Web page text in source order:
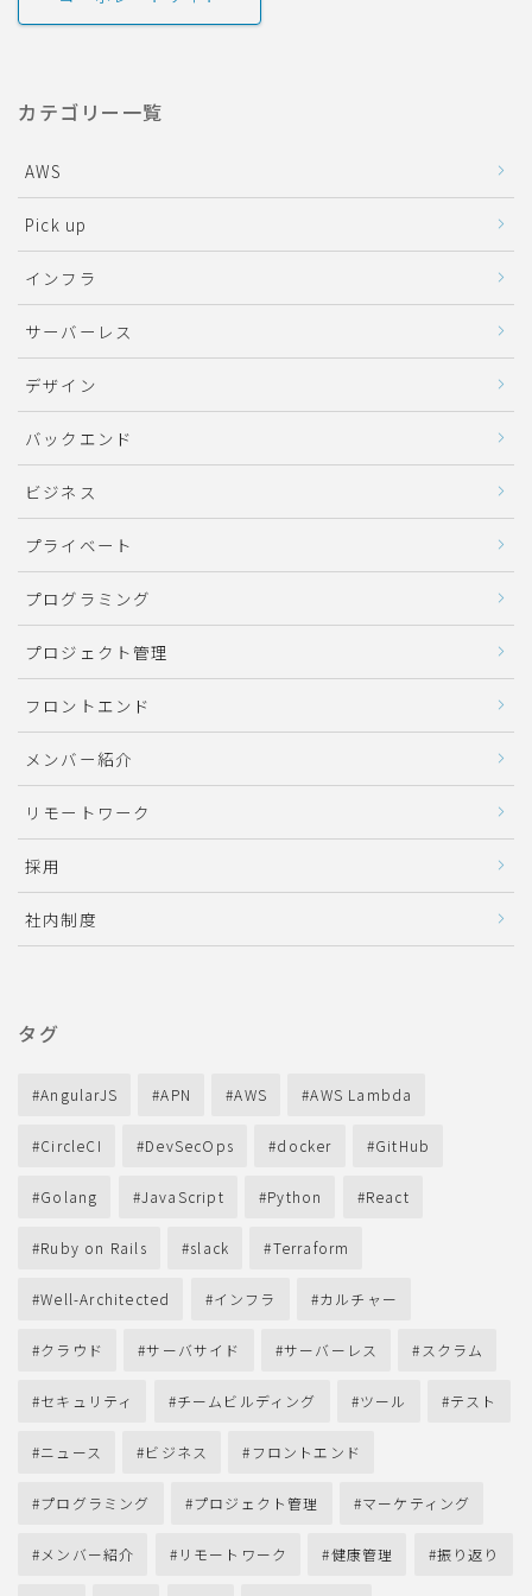
カテゴリー一覧
AWS
Pick up
インフラ
サーバーレス
デザイン
バックエンド
ビジネス
プライベート
プログラミング
プロジェクト管理
フロントエンド
メンバー紹介
リモートワーク
採用
社内制度
タグ
AngularJS APN AWS AWS Lambda
CircleCI DevSecOps docker GitHub
Golang JavaScript Python React
Ruby on Rails slack Terraform
Well-Architected インフラ カルチャー
クラウド サーバサイド サーバーレス スクラム
セキュリティ チームビルディング ツール テスト
ニュース ビジネス フロントエンド
プログラミング プロジェクト管理 マーケティング
メンバー紹介 リモートワーク 健康管理 振り返り